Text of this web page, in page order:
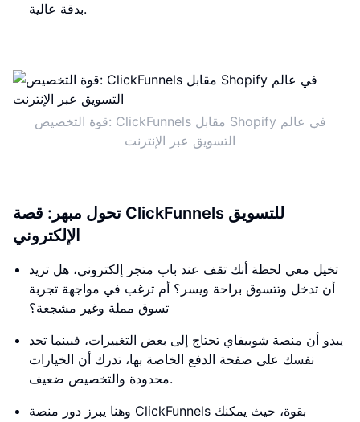
بدقة عالية.
قوة التخصيص: ClickFunnels مقابل Shopify في عالم
التسويق عبر الإنترنت
تحول مبهر: قصة ClickFunnels للتسويق
الإلكتروني
تخيل معي لحظة أنك تقف عند باب متجر إلكتروني، هل تريد
أن تدخل وتتسوق براحة ويسر؟ أم ترغب في مواجهة تجربة
تسوق مملة وغير مشجعة؟
يبدو أن منصة شوبيفاي تحتاج إلى بعض التغييرات، فبينما تجد
نفسك على صفحة الدفع الخاصة بها، تدرك أن الخيارات
محدودة والتخصيص ضعيف.
وهنا يبرز دور منصة ClickFunnels بقوة، حيث يمكنك